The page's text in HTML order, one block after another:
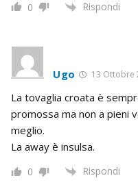
0 Rispondi
Ugo 13 Ottobre
La tovaglia croata è
promossa ma non a pieni
meglio.
La away è insulsa.
0 Rispondi